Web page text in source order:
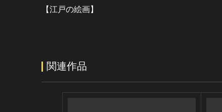
【江戸の絵画】
関連作品